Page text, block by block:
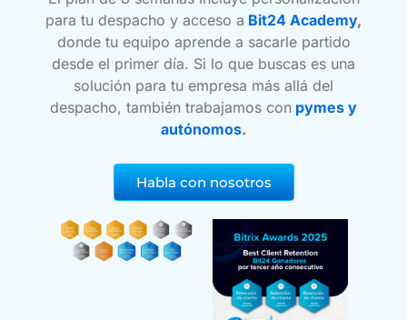
para tu despacho y acceso a Bit24 Academy,
donde tu equipo aprende a sacarle partido
desde el primer día. Si lo que buscas es una
solución para tu empresa más allá del
despacho, también trabajamos con pymes y
autónomos.
Habla con nosotros